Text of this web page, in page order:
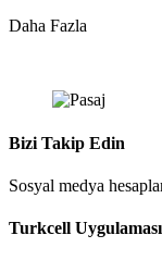
Daha Fazla
Bizi Takip Edin
Sosyal medya
Turkcell